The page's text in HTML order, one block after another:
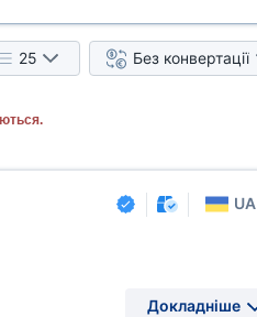
25 Без конвертації
UA
Докладніше